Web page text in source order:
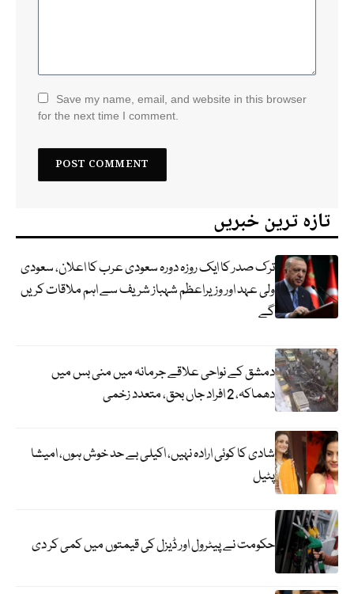
Save my name, email, and website in this browser
for the next time I comment.
تازہ ترین خبریں
ترک صدر کا ایک روزہ دورہ سعودی عرب کا اعلان، سعودی
ولی عہد اور وزیراعظم شہباز شریف سے اہم ملاقات کریں
گے
دمشق کے نواحی علاقے جرمانہ میں منی بس میں
دھماکہ، 2 افراد جاں بحق، متعدد زخمی
شادی کا کوئی ارادہ نہیں، اکیلی بے حد خوش ہوں، امیشا
پٹیل
حکومت نے پیٹرول اور ڈیزل کی قیمتوں میں کمی کر دی